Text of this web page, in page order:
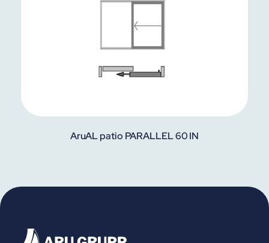
AruAL patio PARALLEL 60 IN